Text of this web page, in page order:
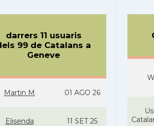
darrers 11 usuaris
99 de Catalans a
Geneve
Martin M 01 AGO 26
Elisenda 11 SET 25